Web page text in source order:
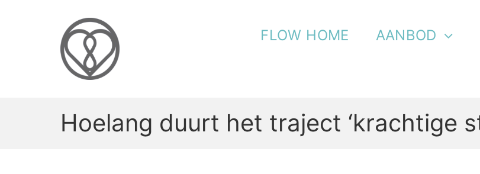
FLOW HOME AANBOD
Hoelang duurt het traject ‘krachtige